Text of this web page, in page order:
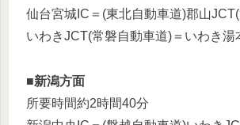
仙台宮城IC＝(東北自動車道)郡山
いわきJCT(常磐自動車道)＝いわき湯
■新潟方面
所要時間約2時間40分